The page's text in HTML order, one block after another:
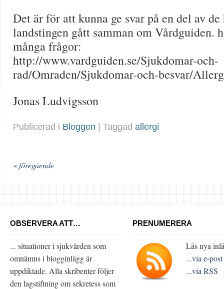
Det är för att kunna ge svar på en del av
landstingen gått samman om Vårdguiden.
många frågor:
http://www.vardguiden.se/Sjukdomar-och-
rad/Omraden/Sjukdomar-och-besvar/
Jonas Ludvigsson
Publicerad i Bloggen | Taggad allergi
« föregående
OBSERVERA ATT…
... situationer i sjukvården som
omnämns i blogginlägg är
uppdiktade. Alla skribenter följer
den lagstiftning om sekretess som
PRENUMERERA
Läs nya
...via e-post
...via RSS